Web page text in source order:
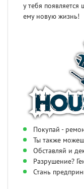
у тебя
ему новую жизнь!
Покупай -
Ты также
Обставляй и
Разрушение?
Стань